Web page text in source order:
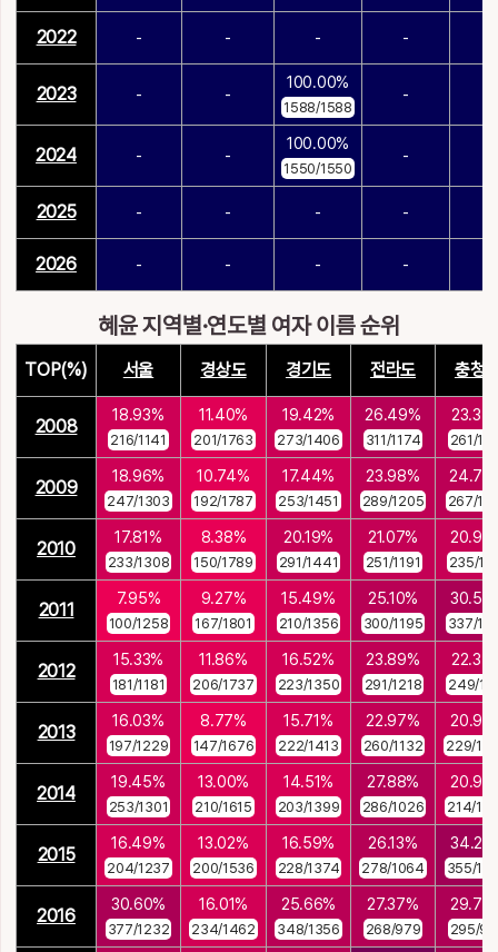
2022 - - - -
2023 - -
100.00%
1588/1588
-
2024 - -
100.00%
1550/1550
-
2025 - - - -
2026 - - - -
혜윤 지역별·연도별 여자 이름 순위
TOP(%) 서울 경상도 경기도 전라도 충청
2008
18.93%
216/1141
11.40%
201/1763
19.42%
273/1406
26.49%
311/1174 261/
2009
18.96%
247/1303
10.74%
192/1787
17.44%
253/1451
23.98%
289/1205 267/
2010
17.81%
233/1308
8.38%
150/1789
20.19%
291/1441
21.07%
251/1191 235/
2011
7.95%
100/1258
9.27%
167/1801
15.49%
210/1356
25.10%
300/1195 337/
2012
15.33%
181/1181
11.86%
206/1737
16.52%
223/1350
23.89%
291/1218 249/
2013
16.03%
197/1229
8.77%
147/1676
15.71%
222/1413
22.97%
260/1132 229/
2014
19.45%
253/1301
13.00%
210/1615
14.51%
203/1399
27.88%
286/1026 214/
2015
16.49%
204/1237
13.02%
200/1536
16.59%
228/1374
26.13%
278/1064 355/
2016
30.60%
377/1232
16.01%
234/1462
25.66%
348/1356
27.37%
268/979 295/